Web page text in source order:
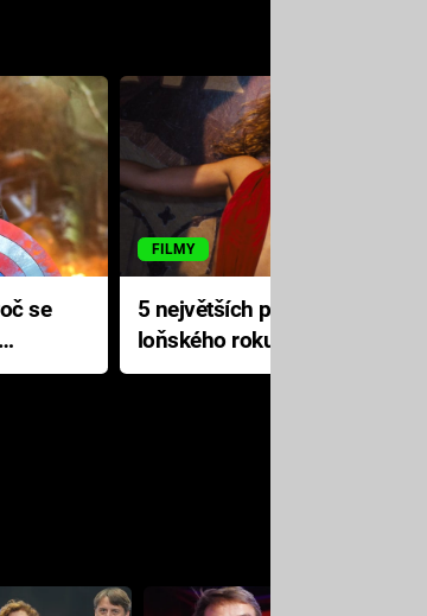
se
FILMY
5 největších propadáků
loňského roku: Disney na
jediné katastrofě prodělal 200